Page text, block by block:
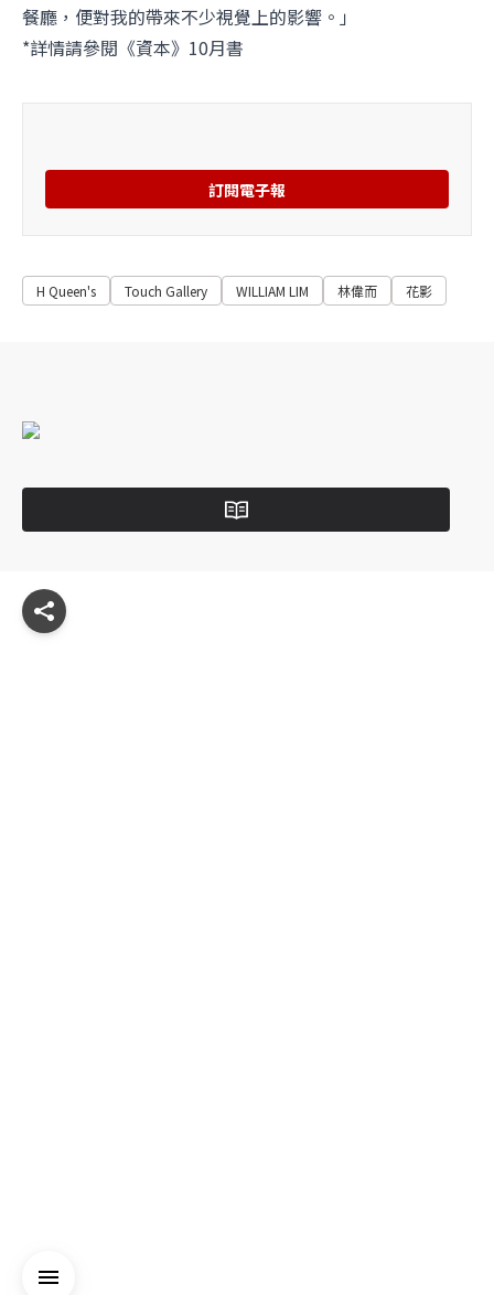
餐廳，便對我的帶來不少視覺上的影響。」
*詳情請參閱《資本》10月書
訂閱電子報
H Queen's Touch Gallery WILLIAM LIM 林偉而 花影